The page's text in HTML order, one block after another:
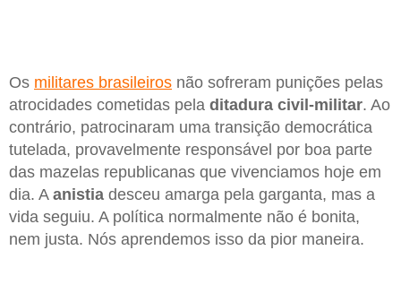
Os militares brasileiros não sofreram punições pelas
atrocidades cometidas pela ditadura civil-militar. Ao
contrário, patrocinaram uma transição democrática
tutelada, provavelmente responsável por boa parte
das mazelas republicanas que vivenciamos hoje em
dia. A anistia desceu amarga pela garganta, mas a
vida seguiu. A política normalmente não é bonita,
nem justa. Nós aprendemos isso da pior maneira.